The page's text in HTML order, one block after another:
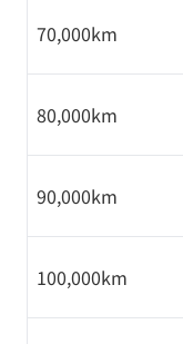
70,000km
80,000km
90,000km
100,000km